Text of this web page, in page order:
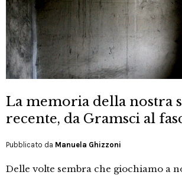
La memoria della nostra
recente, da Gramsci al
Pubblicato da Manuela Ghizzoni
Delle volte sembra che giochiamo a